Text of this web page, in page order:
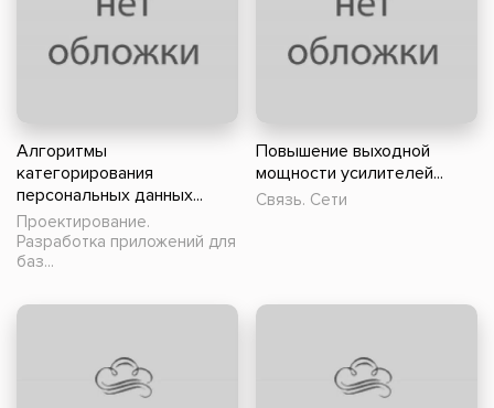
Алгоритмы
категорирования
персональных данных...
Проектирование.
Разработка приложений для
баз...
Повышение выходной
мощности усилителей...
Связь. Сети